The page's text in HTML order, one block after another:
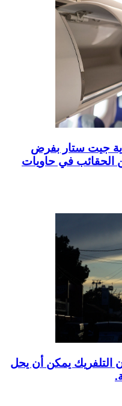
جيت ستار بفرض
الحقائب في حاويات
التلفريك يمكن أن يحل